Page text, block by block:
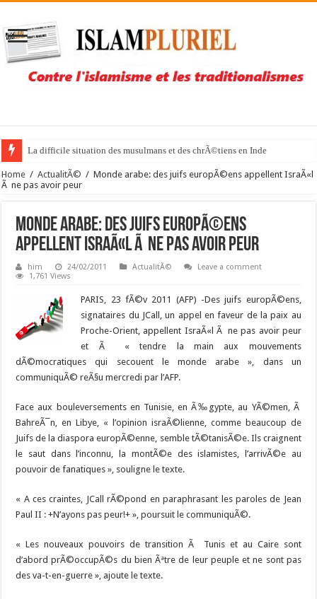
La difficile situation des musulmans et des chrÃ©tiens en Inde
Home / ActualitÃ© / Monde arabe: des juifs europÃ©ens appellent IsraÃ«l
Ã ne pas avoir peur
Monde arabe: des juifs europÃ©ens
appellent IsraÃ«l Ã ne pas avoir peur
him 24/02/2011 ActualitÃ©
Leave a comment
1,761 Views
PARIS, 23 fÃ©v 2011 (AFP) -Des juifs europÃ©ens,
signataires du JCall, un appel en faveur de la paix au
Proche-Orient, appellent IsraÃ«l Ã ne pas avoir peur
et Ã « tendre la main aux mouvements
dÃ©mocratiques qui secouent le monde arabe », dans un
communiquÃ© reÃ§u mercredi par l’AFP.
Face aux bouleversements en Tunisie, en Ã‰gypte, au YÃ©men, Ã
BahreÃ¯n, en Libye, « l’opinion israÃ©lienne, comme beaucoup de
Juifs de la diaspora europÃ©enne, semble tÃ©tanisÃ©e. Ils craignent
le saut dans l’inconnu, la montÃ©e des islamistes, l’arrivÃ©e au
pouvoir de fanatiques », souligne le texte.
« A ces craintes, JCall rÃ©pond en paraphrasant les paroles de Jean
Paul II : +N’ayons pas peur!+ », poursuit le communiquÃ©.
« Les nouveaux pouvoirs de transition Ã Tunis et au Caire sont
d’abord prÃ©occupÃ©s du bien Ãªtre de leur peuple et ne sont pas
des va-t-en-guerre », ajoute le texte.